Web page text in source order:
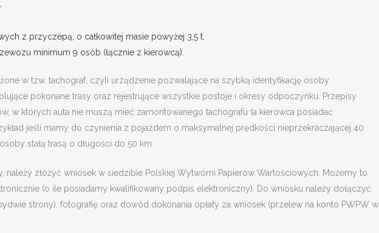
z przyczepą, o całkowitej masie powyżej 3,5 t,
minimum 9 osób (łącznie z kierowcą).
w tzw. tachograf, czyli urządzenie pozwalające na szybką identyfikację osoby
pokonane trasy oraz rejestrujące wszystkie postoje i okresy odpoczynku. Przepisy
w których auta nie muszą mieć zamontowanego tachografu (a kierowca posiadać
jeśli mamy do czynienia z pojazdem o maksymalnej prędkości nieprzekraczającej 40
stałą trasą o długości do 50 km.
należy złożyć wniosek w siedzibie Polskiej Wytwórni Papierów Wartościowych. Możemy to
(o ile posiadamy kwalifikowany podpis elektroniczny). Do wniosku należy dołączyć
strony), fotografię oraz dowód dokonania opłaty za wniosek (przelew na konto PWPW w